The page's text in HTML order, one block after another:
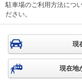
駐車場のご利用方法につ
ださい。
現
現在地